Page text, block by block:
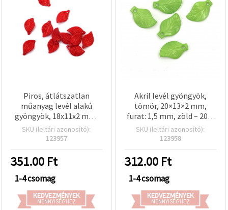
Piros, átlátszatlan
műanyag levél alakú
gyöngyök, 18x11x2 mm,
1,5 mm-es furat, 50 g
(~220 db) –
karkötőkhöz,
nyakláncokhoz és DIY
dekorációkhoz
SKU (leltári azonosító):
123957
351.00 Ft
1-4 csomag
KEDVEZMÉNYEK
MENNYISÉGHEZ
Akril levél gyöngyök,
tömör, 20×13×2 mm,
furat: 1,5 mm, zöld – 20 g
(kb. 85 db)
SKU (leltári azonosító):
123958
312.00 Ft
1-4 csomag
KEDVEZMÉNYEK
MENNYISÉGHEZ